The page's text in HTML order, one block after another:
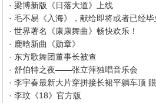
· 梁博新版《日落大道》上线
· 世界著名《康康舞曲》畅快欢乐！
· 鹿晗新曲《勋章》
· 东方歌舞团董事长被查
· 舒伯特之夜——张立萍独唱音乐会
· 李玟《18》官方版